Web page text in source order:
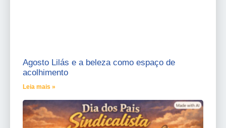
Agosto Lilás e a beleza como espaço de
acolhimento
Leia mais »